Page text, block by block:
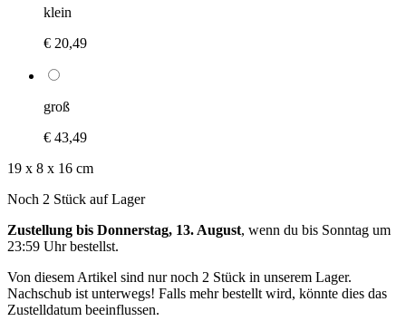
klein
€ 20,49
groß
€ 43,49
19 x 8 x 16 cm
Noch 2 Stück auf Lager
Zustellung bis Donnerstag, 13. August, wenn du bis Sonntag um
23:59 Uhrbestellst.
Von diesem Artikel sind nur noch 2 Stück in unserem Lager.
Nachschub ist unterwegs! Falls mehr bestellt wird, könnte dies das
Zustelldatum beeinflussen.